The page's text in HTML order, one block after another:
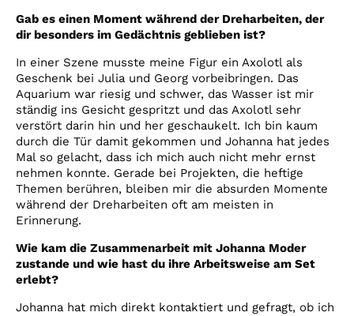
Gab es einen Moment während der Dreharbeiten, der
dir besonders im Gedächtnis geblieben ist?
In einer Szene musste meine Figur ein Axolotl als
Geschenk bei Julia und Georg vorbeibringen. Das
Aquarium war riesig und schwer, das Wasser ist mir
ständig ins Gesicht gespritzt und das Axolotl sehr
verstört darin hin und her geschaukelt. Ich bin kaum
durch die Tür damit gekommen und Johanna hat jedes
Mal so gelacht, dass ich mich auch nicht mehr ernst
nehmen konnte. Gerade bei Projekten, die heftige
Themen berühren, bleiben mir die absurden Momente
während der Dreharbeiten oft am meisten in
Erinnerung.
Wie kam die Zusammenarbeit mit Johanna Moder
zustande und wie hast du ihre Arbeitsweise am Set
erlebt?
Johanna hat mich direkt kontaktiert und gefragt, ob ich